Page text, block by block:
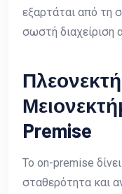
εξαρτάται από τη
σωστή διαχείριση
Premise
Το on-premise
σταθερότητα και